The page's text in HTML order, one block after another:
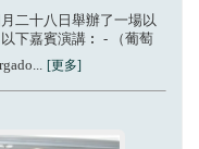
二十八日舉辦了一場以
下嘉賓演講︰ - （葡萄
[更多]